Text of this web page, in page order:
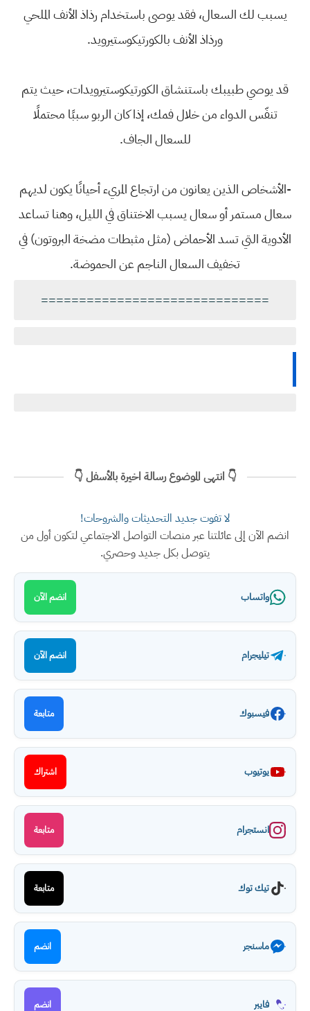
يسبب لك السعال، فقد يوصى باستخدام رذاذ الأنف الملحي
ورذاذ الأنف بالكورتيكوستيرويد.
قد يوصي طبيبك باستنشاق الكورتيكوستيرويدات، حيث يتم
تنفّس الدواء من خلال فمك، إذا كان الربو سببًا محتملًا
للسعال الجاف.
-الأشخاص الذين يعانون من ارتجاع المريء أحيانًا يكون لديهم
سعال مستمر أو سعال يسبب الاختناق في الليل، وهنا تساعد
الأدوية التي تسد الأحماض (مثل مثبطات مضخة البروتون) في
تخفيف السعال الناجم عن الحموضة.
==============================
👇 انتهى الموضوع رسالة اخيرة بالأسفل 👇
لا تفوت جديد التحديثات والشروحات!
انضم الآن إلى عائلتنا عبر منصات التواصل الاجتماعي لتكون أول من
يتوصل بكل جديد وحصري.
واتساب انضم الآن
تيليجرام انضم الآن
فيسبوك متابعة
يوتيوب اشتراك
انستجرام متابعة
تيك توك متابعة
ماسنجر انضم
فايبر انضم